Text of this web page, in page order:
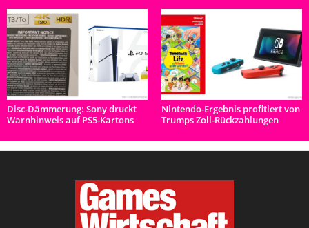
Disc-Dämmerung: Sony druckt
Warnhinweis auf PS5-Kartons
Nintendo-Ergebnis profitiert von
Trumps Zoll-Rückzahlungen